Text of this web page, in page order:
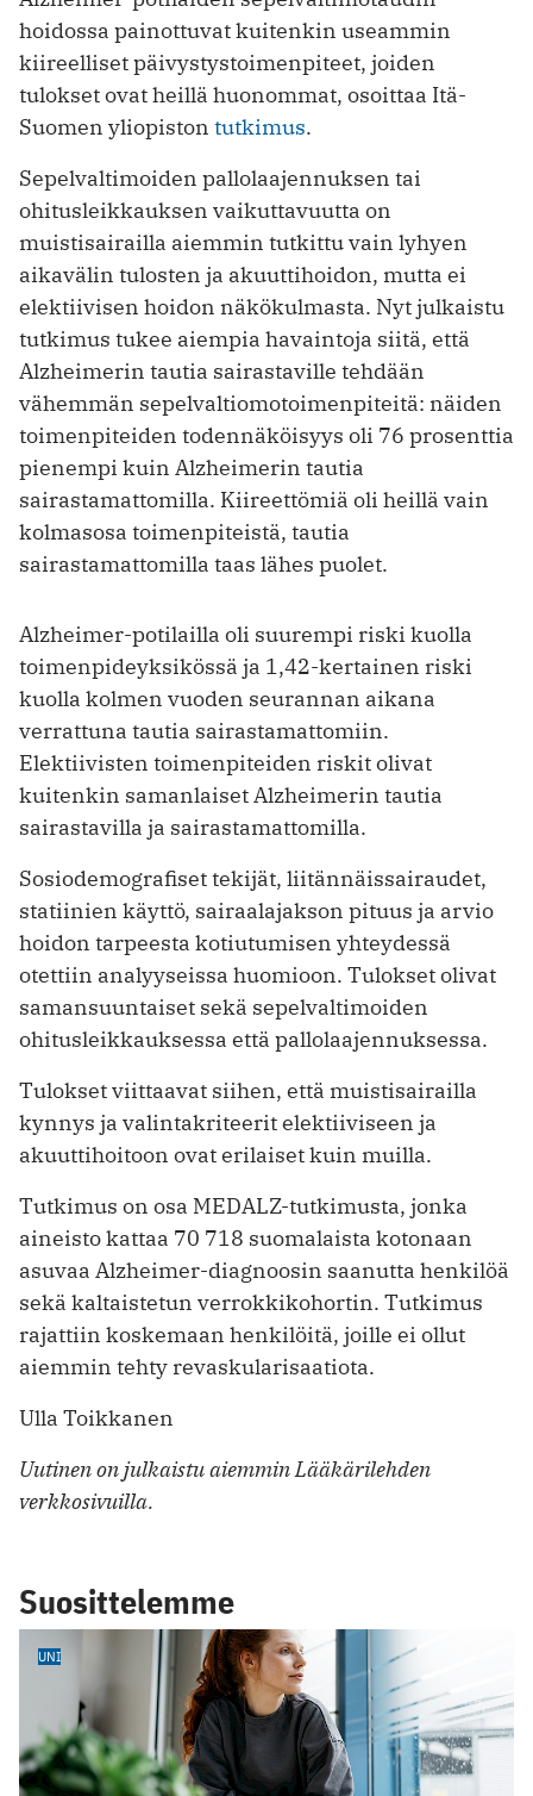
hoidossa painottuvat kuitenkin useammin
kiireelliset päivystystoimenpiteet, joiden
tulokset ovat heillä huonommat, osoittaa Itä-
Suomen yliopiston tutkimus.
Sepelvaltimoiden pallolaajennuksen tai
ohitusleikkauksen vaikuttavuutta on
muistisairailla aiemmin tutkittu vain lyhyen
aikavälin tulosten ja akuuttihoidon, mutta ei
elektiivisen hoidon näkökulmasta. Nyt julkaistu
tutkimus tukee aiempia havaintoja siitä, että
Alzheimerin tautia sairastaville tehdään
vähemmän sepelvaltiomotoimenpiteitä: näiden
toimenpiteiden todennäköisyys oli 76 prosenttia
pienempi kuin Alzheimerin tautia
sairastamattomilla. Kiireettömiä oli heillä vain
kolmasosa toimenpiteistä, tautia
sairastamattomilla taas lähes puolet.
Alzheimer-potilailla oli suurempi riski kuolla
toimenpideyksikössä ja 1,42-kertainen riski
kuolla kolmen vuoden seurannan aikana
verrattuna tautia sairastamattomiin.
Elektiivisten toimenpiteiden riskit olivat
kuitenkin samanlaiset Alzheimerin tautia
sairastavilla ja sairastamattomilla.
Sosiodemografiset tekijät, liitännäissairaudet,
statiinien käyttö, sairaalajakson pituus ja arvio
hoidon tarpeesta kotiutumisen yhteydessä
otettiin analyyseissa huomioon. Tulokset olivat
samansuuntaiset sekä sepelvaltimoiden
ohitusleikkauksessa että pallolaajennuksessa.
Tulokset viittaavat siihen, että muistisairailla
kynnys ja valintakriteerit elektiiviseen ja
akuuttihoitoon ovat erilaiset kuin muilla.
Tutkimus on osa MEDALZ-tutkimusta, jonka
aineisto kattaa 70 718 suomalaista kotonaan
asuvaa Alzheimer-diagnoosin saanutta henkilöä
sekä kaltaistetun verrokkikohortin. Tutkimus
rajattiin koskemaan henkilöitä, joille ei ollut
aiemmin tehty revaskularisaatiota.
Ulla Toikkanen
Uutinen on julkaistu aiemmin Lääkärilehden
verkkosivuilla.
Suosittelemme
UNI